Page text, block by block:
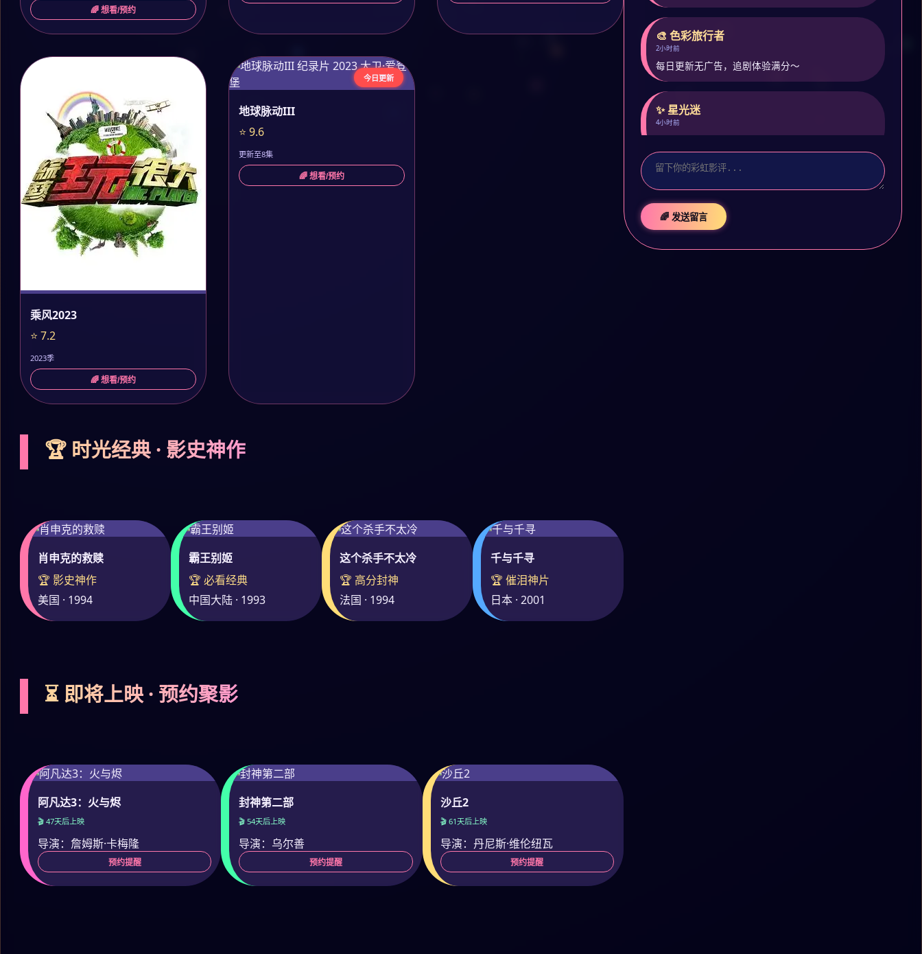
🌈 想看/预约
乘风2023
⭐ 7.2
2023季
🌈 想看/预约
今日更新
地球脉动III
⭐ 9.6
更新至8集
🌈 想看/预约
🏆 时光经典 · 影史神作
肖申克的救赎
🏆 影史神作
美国 · 1994
霸王别姬
🏆 必看经典
中国大陆 · 1993
这个杀手不太冷
🏆 高分封神
法国 · 1994
千与千寻
🏆 催泪神片
日本 · 2001
⏳ 即将上映 · 预约聚影
阿凡达3：火与烬
🎬 47天后上映
导演：詹姆斯·卡梅隆
预约提醒
封神第二部
🎬 54天后上映
导演：乌尔善
预约提醒
沙丘2
🎬 61天后上映
导演：丹尼斯·维伦纽瓦
预约提醒
🎨 色彩旅行者
2小时前
每日更新无广告，追剧体验满分～
✨ 星光迷
4小时前
预约了封神第二部，期待彩虹特别版！
🌈 发送留言